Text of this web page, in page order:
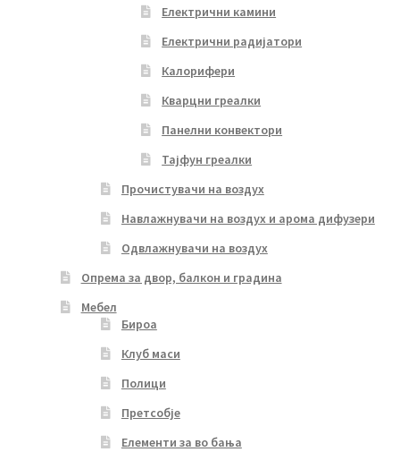
Електрични камини
Електрични радијатори
Калорифери
Кварцни греалки
Панелни конвектори
Тајфун греалки
Прочистувачи на воздух
Навлажнувачи на воздух и арома дифузери
Одвлажнувачи на воздух
Опрема за двор, балкон и градина
Мебел
Бироа
Клуб маси
Полици
Претсобје
Елементи за во бања